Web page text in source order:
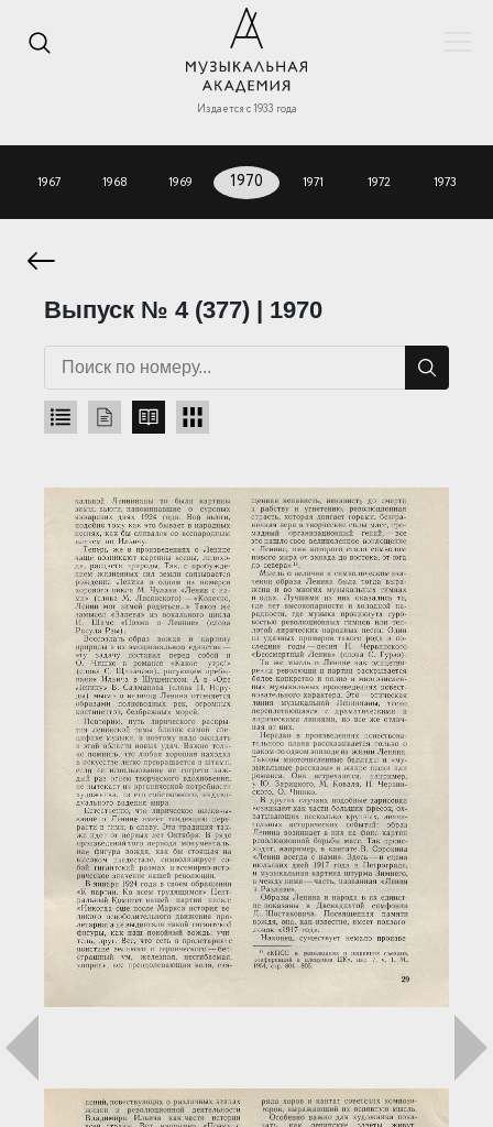
Издается с 1933 года
1967 1968 1969 1970 1971 1972 1973
Выпуск № 4 (377) | 1970
Загрузка...